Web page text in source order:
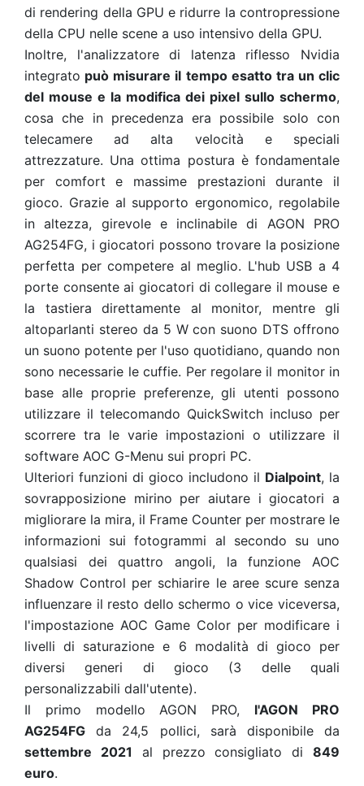
di rendering della GPU e ridurre la contropressione
della CPU nelle scene a uso intensivo della GPU.
Inoltre, l'analizzatore di latenza riflesso Nvidia
integrato può misurare il tempo esatto tra un clic
del mouse e la modifica dei pixel sullo schermo,
cosa che in precedenza era possibile solo con
telecamere ad alta velocità e speciali
attrezzature. Una ottima postura è fondamentale
per comfort e massime prestazioni durante il
gioco. Grazie al supporto ergonomico, regolabile
in altezza, girevole e inclinabile di AGON PRO
AG254FG, i giocatori possono trovare la posizione
perfetta per competere al meglio. L'hub USB a 4
porte consente ai giocatori di collegare il mouse e
la tastiera direttamente al monitor, mentre gli
altoparlanti stereo da 5 W con suono DTS offrono
un suono potente per l'uso quotidiano, quando non
sono necessarie le cuffie. Per regolare il monitor in
base alle proprie preferenze, gli utenti possono
utilizzare il telecomando QuickSwitch incluso per
scorrere tra le varie impostazioni o utilizzare il
software AOC G-Menu sui propri PC.
Ulteriori funzioni di gioco includono il Dialpoint, la
sovrapposizione mirino per aiutare i giocatori a
migliorare la mira, il Frame Counter per mostrare le
informazioni sui fotogrammi al secondo su uno
qualsiasi dei quattro angoli, la funzione AOC
Shadow Control per schiarire le aree scure senza
influenzare il resto dello schermo o vice viceversa,
l'impostazione AOC Game Color per modificare i
livelli di saturazione e 6 modalità di gioco per
diversi generi di gioco (3 delle quali
personalizzabili dall'utente).
Il primo modello AGON PRO, l'AGON PRO
AG254FG da 24,5 pollici, sarà disponibile da
settembre 2021 al prezzo consigliato di849
euro.